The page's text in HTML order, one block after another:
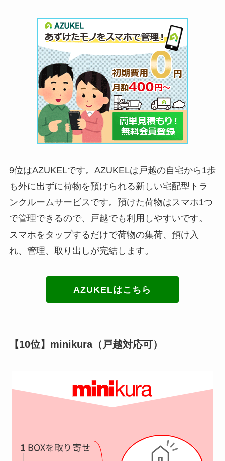
9位はAZUKELです。AZUKELは戸越の自宅から1歩
も外に出ずに荷物を預けられる新しい宅配型トラ
ンクルームサービスです。預けた荷物はスマホ1つ
で管理できるので、戸越でも利用しやすいです。
スマホをタップするだけで荷物の集荷、預け入
れ、管理、取り出しが完結します。
AZUKELはこちら
【10位】minikura（戸越対応可）